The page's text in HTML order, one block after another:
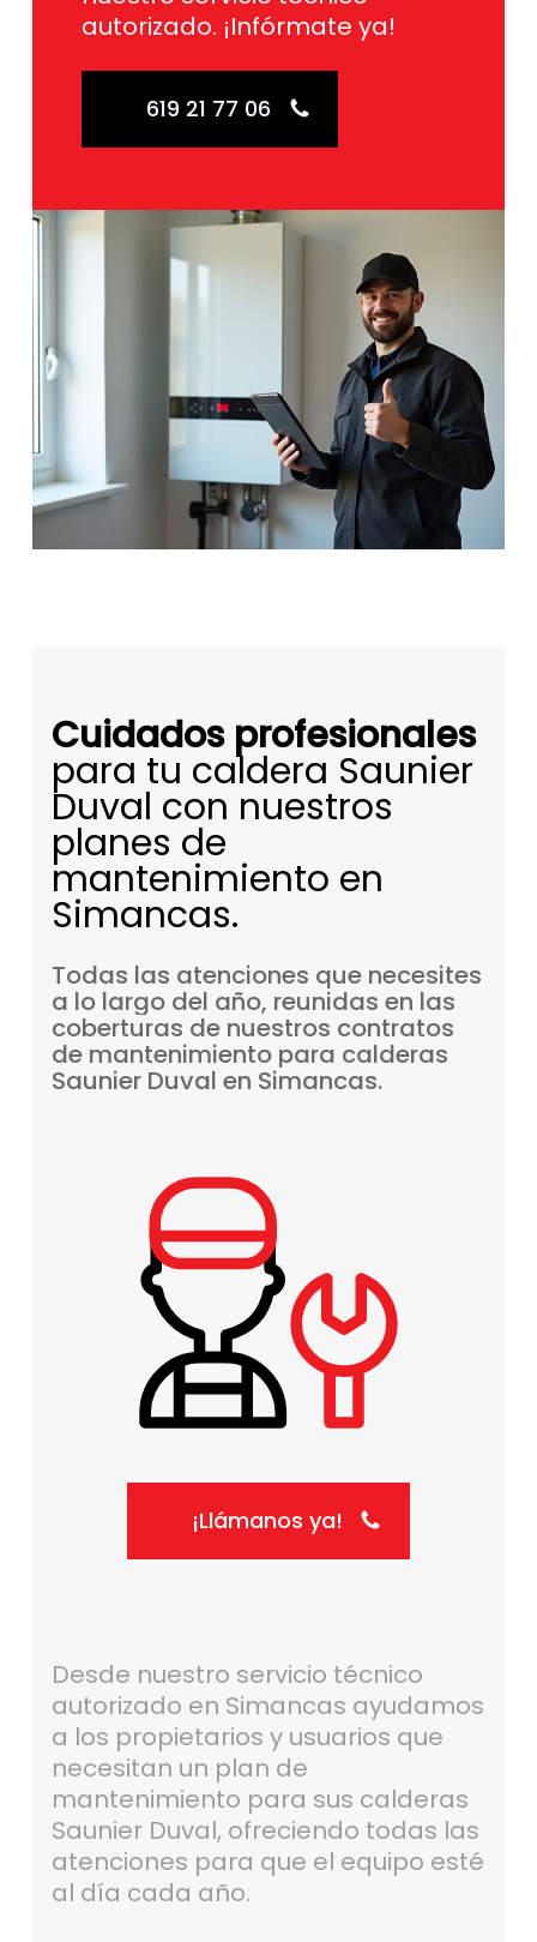
autorizado. ¡Infórmate ya!
619 21 77 06
Cuidados profesionales
para tu caldera Saunier
Duval con nuestros
planes de
mantenimiento en
Simancas.
Todas las atenciones que necesites
a lo largo del año, reunidas en las
coberturas de nuestros contratos
de mantenimiento para calderas
Saunier Duval en Simancas.
¡Llámanos ya!
Desde nuestro servicio técnico
autorizado en Simancas ayudamos
a los propietarios y usuarios que
necesitan un plan de
mantenimiento para sus calderas
Saunier Duval, ofreciendo todas las
atenciones para que el equipo esté
al día cada año.